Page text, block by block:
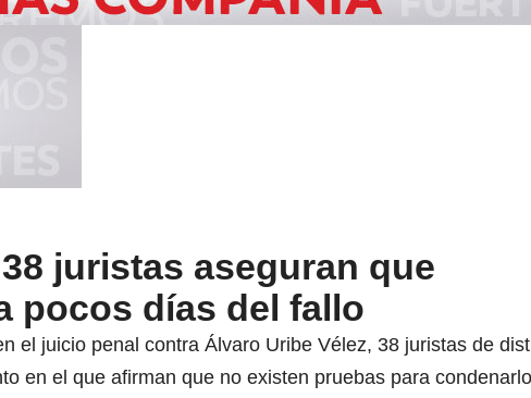
juristas aseguran que
pocos días del fallo
el juicio penal contra Álvaro Uribe Vélez, 38 juristas de
en el que afirman que no existen pruebas para